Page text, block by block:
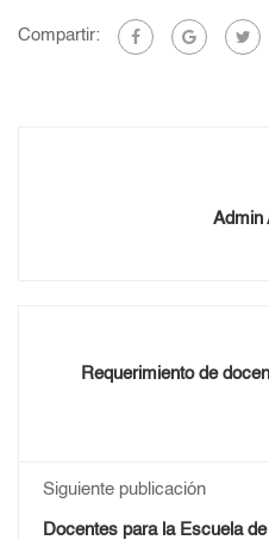
Compartir:
Admin
Requerimiento de
Siguiente publicación
Docentes para la Escuela